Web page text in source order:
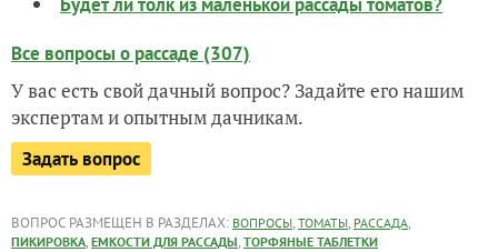
Все вопросы о рассаде (307)
У вас есть свой дачный вопрос? Задайте его нашим
экспертам и опытным дачникам.
Задать вопрос
ВОПРОС РАЗМЕЩЕН В РАЗДЕЛАХ: ВОПРОСЫ, ТОМАТЫ, РАССАДА,
ПИКИРОВКА, ЕМКОСТИ ДЛЯ РАССАДЫ, ТОРФЯНЫЕ ТАБЛЕТКИ